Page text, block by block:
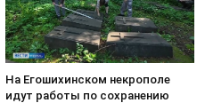
На Егошихинском некрополе
идут работы по сохранению